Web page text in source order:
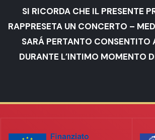
SI RICORDA CHE IL PRESENTE
RAPPRESETA UN CONCERTO –
SARÁ PERTANTO CONSENTITO
DURANTE L’INTIMO MOMENTO